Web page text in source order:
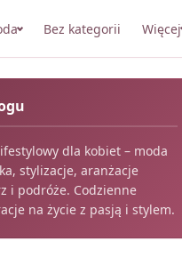
Bez kategorii Więcej
dla kobiet – moda
stylizacje, aranżacje
i podróże. Codzienne
na życie z pasją i stylem.